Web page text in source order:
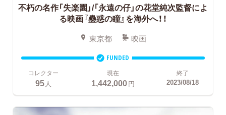
不朽の名作「失楽園」/「永遠の仔」の花堂純次監督によ
る映画『蠱惑の瞳』を海外へ！！
東京都 映画
FUNDED
コレクター
95 人
現在
1,442,000円
終了
2023/08/18